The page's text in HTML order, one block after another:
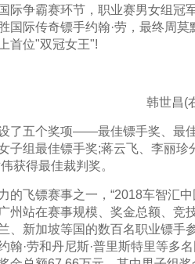
际争霸赛环节，职业赛男女组冠
国际传奇镖手约翰·劳，最终周
首位"双冠女王"!
韩世昌(右)
五个奖项——最佳镖手奖、最佳
子组最佳镖手奖;蒋云飞、李丽
获得最佳裁判奖。
飞镖赛事之一，“2018车智汇中
州站在赛事规模、奖金总额、
、新加坡等国的数百名职业镖
翰·劳和丹尼斯·普里斯特里等多